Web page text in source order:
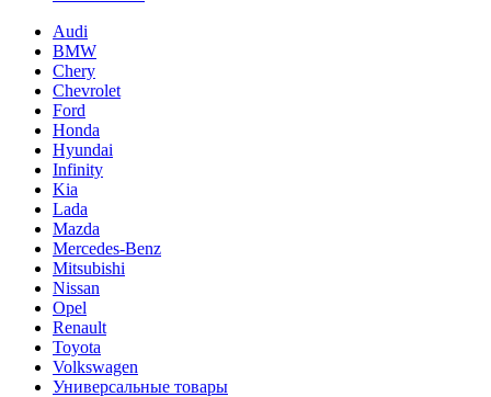
Audi
BMW
Chery
Chevrolet
Ford
Honda
Hyundai
Infinity
Kia
Lada
Mazda
Mercedes-Benz
Mitsubishi
Nissan
Opel
Renault
Toyota
Volkswagen
Универсальные товары